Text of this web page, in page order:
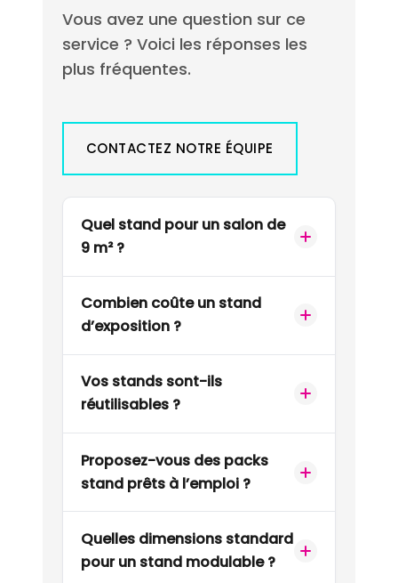
Vous avez une question sur ce
service ? Voici les réponses les
plus fréquentes.
CONTACTEZ NOTRE ÉQUIPE
Quel stand pour un salon de
9 m² ?
Combien coûte un stand
d’exposition ?
Vos stands sont-ils
réutilisables ?
Proposez-vous des packs
stand prêts à l’emploi ?
Quelles dimensions standard
pour un stand modulable ?